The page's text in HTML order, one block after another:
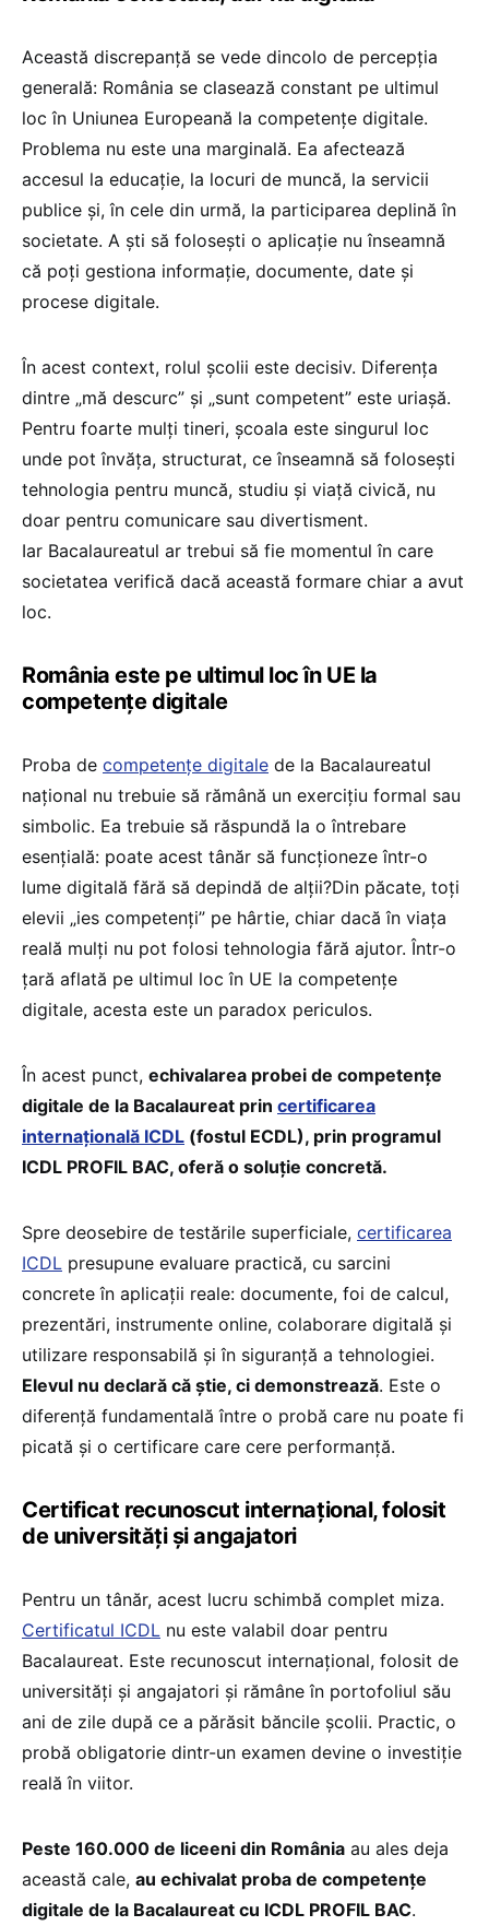
Această discrepanță se vede dincolo de percepția
generală: România se clasează constant pe ultimul
loc în Uniunea Europeană la competențe digitale.
Problema nu este una marginală. Ea afectează
accesul la educație, la locuri de muncă, la servicii
publice și, în cele din urmă, la participarea deplină în
societate. A ști să folosești o aplicație nu înseamnă
că poți gestiona informație, documente, date și
procese digitale.
În acest context, rolul școlii este decisiv. Diferența
dintre „mă descurc” și „sunt competent” este uriașă.
Pentru foarte mulți tineri, școala este singurul loc
unde pot învăța, structurat, ce înseamnă să folosești
tehnologia pentru muncă, studiu și viață civică, nu
doar pentru comunicare sau divertisment.
Iar Bacalaureatul ar trebui să fie momentul în care
societatea verifică dacă această formare chiar a avut
loc.
România este pe ultimul loc în UE la
competențe digitale
Proba de competențe digitale de la Bacalaureatul
național nu trebuie să rămână un exercițiu formal sau
simbolic. Ea trebuie să răspundă la o întrebare
esențială: poate acest tânăr să funcționeze într-o
lume digitală fără să depindă de alții?Din păcate, toți
elevii „ies competenți” pe hârtie, chiar dacă în viața
reală mulți nu pot folosi tehnologia fără ajutor. Într-o
țară aflată pe ultimul loc în UE la competențe
digitale, acesta este un paradox periculos.
În acest punct, echivalarea probei de competențe
digitale de la Bacalaureat prin certificarea
internațională ICDL (fostul ECDL), prin programul
ICDL PROFIL BAC, oferă o soluție concretă.
Spre deosebire de testările superficiale, certificarea
ICDL presupune evaluare practică, cu sarcini
concrete în aplicații reale: documente, foi de calcul,
prezentări, instrumente online, colaborare digitală și
utilizare responsabilă și în siguranță a tehnologiei.
Elevul nu declară că știe, ci demonstrează. Este o
diferență fundamentală între o probă care nu poate fi
picată și o certificare care cere performanță.
Certificat recunoscut internațional, folosit
de universități și angajatori
Pentru un tânăr, acest lucru schimbă complet miza.
Certificatul ICDL nu este valabil doar pentru
Bacalaureat. Este recunoscut internațional, folosit de
universități și angajatori și rămâne în portofoliul său
ani de zile după ce a părăsit băncile școlii. Practic, o
probă obligatorie dintr-un examen devine o investiție
reală în viitor.
Peste 160.000 de liceeni din România au ales deja
această cale, au echivalat proba de competențe
digitale de la Bacalaureat cu ICDL PROFIL BAC.